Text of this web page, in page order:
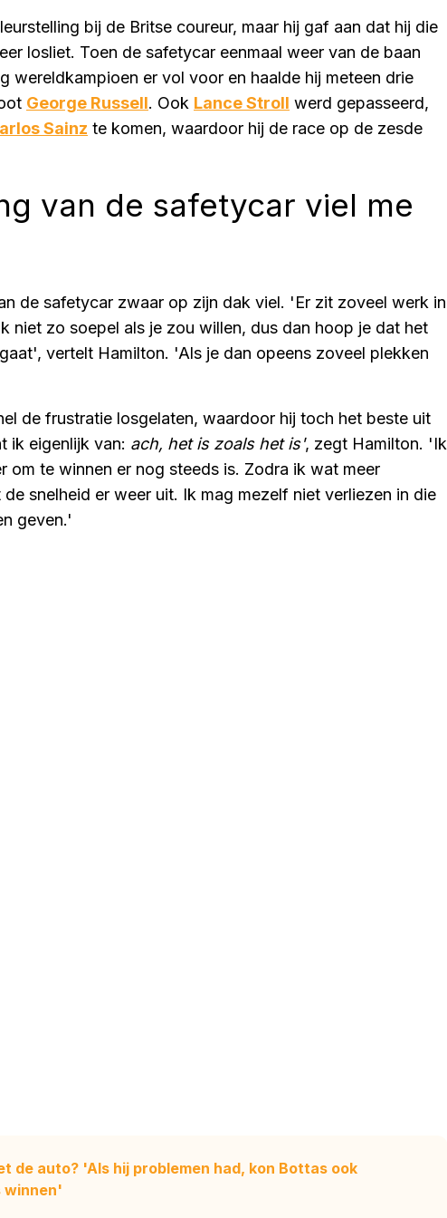
bij de Britse coureur, maar hij gaf aan dat hij die
losliet. Toen de safetycar eenmaal weer van de baan
wereldkampioen er vol voor en haalde hij meteen drie
George Russell. Ook Lance Stroll werd gepasseerd,
Sainz te komen, waardoor hij de race op de zesde
van de safetycar viel me
de safetycar zwaar op zijn dak viel. 'Er zit zoveel werk in
niet zo soepel als je zou willen, dus dan hoop je dat het
vertelt Hamilton. 'Als je dan opeens zoveel plekken
de frustratie losgelaten, waardoor hij toch het beste uit
ik eigenlijk van: ach, het is zoals het is', zegt Hamilton. 'Ik
om te winnen er nog steeds is. Zodra ik wat meer
snelheid er weer uit. Ik mag mezelf niet verliezen in die
geven.'
de auto? 'Als hij problemen had, kon Bottas ook
winnen'